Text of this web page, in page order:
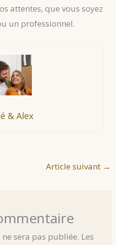
attentes, que vous soyez
un professionnel.
& Alex
Article suivant →
sera pas publiée. Les